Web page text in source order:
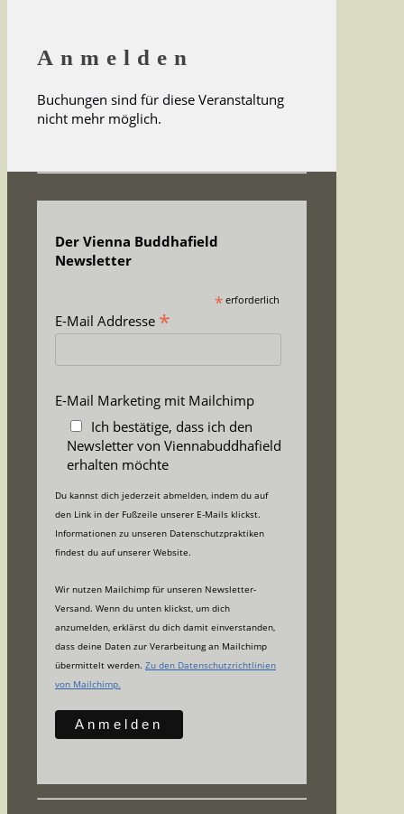
Anmelden
Buchungen sind für diese Veranstaltung
nicht mehr möglich.
Der Vienna Buddhafield
Newsletter
*erforderlich
E-Mail Addresse *
E-Mail Marketing mit Mailchimp
Ich bestätige, dass ich den
Newsletter von Viennabuddhafield
erhalten möchte
Du kannst dich jederzeit abmelden, indem du auf
den Link in der Fußzeile unserer E-Mails klickst.
Informationen zu unseren Datenschutzpraktiken
findest du auf unserer Website.
Wir nutzen Mailchimp für unseren Newsletter-
Versand. Wenn du unten klickst, um dich
anzumelden, erklärst du dich damit einverstanden,
dass deine Daten zur Verarbeitung an Mailchimp
übermittelt werden. Zu den Datenschutzrichtlinien
von Mailchimp.